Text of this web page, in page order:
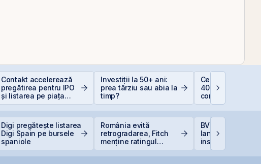
Contakt accelerează
pregătirea pentru IPO
și listarea pe piața
AeRO a BVB
Investiții la 50+ ani:
prea târziu sau abia la
timp?
Ce este
400 EUR — Ghid
complet
Digi pregătește listarea
Digi Spain pe bursele
spaniole
România evită
retrogradarea, Fitch
menține ratingul
BVB estimează
lansarea
instrumentelor
prin Contrapartea